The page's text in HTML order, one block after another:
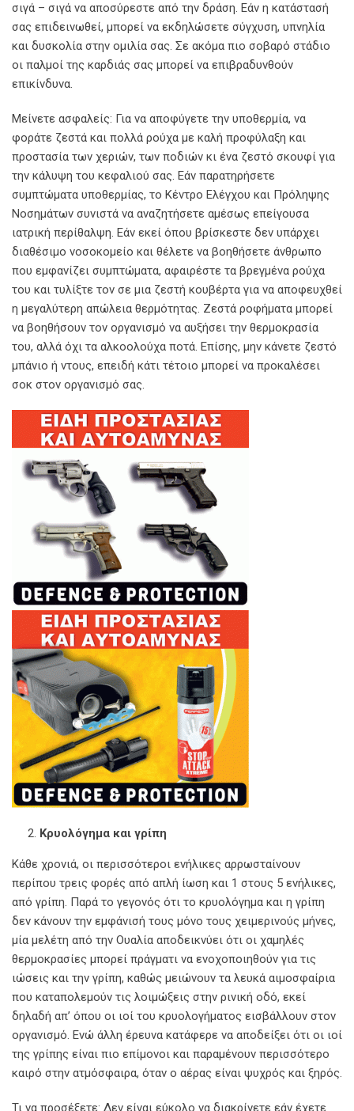
σιγά – σιγά να αποσύρεστε από την δράση. Εάν η κατάστασή
σας επιδεινωθεί, μπορεί να εκδηλώσετε σύγχυση, υπνηλία
και δυσκολία στην ομιλία σας. Σε ακόμα πιο σοβαρό στάδιο
οι παλμοί της καρδιάς σας μπορεί να επιβραδυνθούν
επικίνδυνα.
Μείνετε ασφαλείς: Για να αποφύγετε την υποθερμία, να
φοράτε ζεστά και πολλά ρούχα με καλή προφύλαξη και
προστασία των χεριών, των ποδιών κι ένα ζεστό σκουφί για
την κάλυψη του κεφαλιού σας. Εάν παρατηρήσετε
συμπτώματα υποθερμίας, το Κέντρο Ελέγχου και Πρόληψης
Νοσημάτων συνιστά να αναζητήσετε αμέσως επείγουσα
ιατρική περίθαλψη. Εάν εκεί όπου βρίσκεστε δεν υπάρχει
διαθέσιμο νοσοκομείο και θέλετε να βοηθήσετε άνθρωπο
που εμφανίζει συμπτώματα, αφαιρέστε τα βρεγμένα ρούχα
του και τυλίξτε τον σε μια ζεστή κουβέρτα για να αποφευχθεί
η μεγαλύτερη απώλεια θερμότητας. Ζεστά ροφήματα μπορεί
να βοηθήσουν τον οργανισμό να αυξήσει την θερμοκρασία
του, αλλά όχι τα αλκοολούχα ποτά. Επίσης, μην κάνετε ζεστό
μπάνιο ή ντους, επειδή κάτι τέτοιο μπορεί να προκαλέσει
σοκ στον οργανισμό σας.
Κρυολόγημα και γρίπη
Κάθε χρονιά, οι περισσότεροι ενήλικες αρρωσταίνουν
περίπου τρεις φορές από απλή ίωση και 1 στους 5 ενήλικες,
από γρίπη. Παρά το γεγονός ότι το κρυολόγημα και η γρίπη
δεν κάνουν την εμφάνισή τους μόνο τους χειμερινούς μήνες,
μία μελέτη από την Ουαλία αποδεικνύει ότι οι χαμηλές
θερμοκρασίες μπορεί πράγματι να ενοχοποιηθούν για τις
ιώσεις και την γρίπη, καθώς μειώνουν τα λευκά αιμοσφαίρια
που καταπολεμούν τις λοιμώξεις στην ρινική οδό, εκεί
δηλαδή απ’ όπου οι ιοί του κρυολογήματος εισβάλλουν στον
οργανισμό. Ενώ άλλη έρευνα κατάφερε να αποδείξει ότι οι ιοί
της γρίπης είναι πιο επίμονοι και παραμένουν περισσότερο
καιρό στην ατμόσφαιρα, όταν ο αέρας είναι ψυχρός και ξηρός.
Τι να προσέξετε: Δεν είναι εύκολο να διακρίνετε εάν έχετε